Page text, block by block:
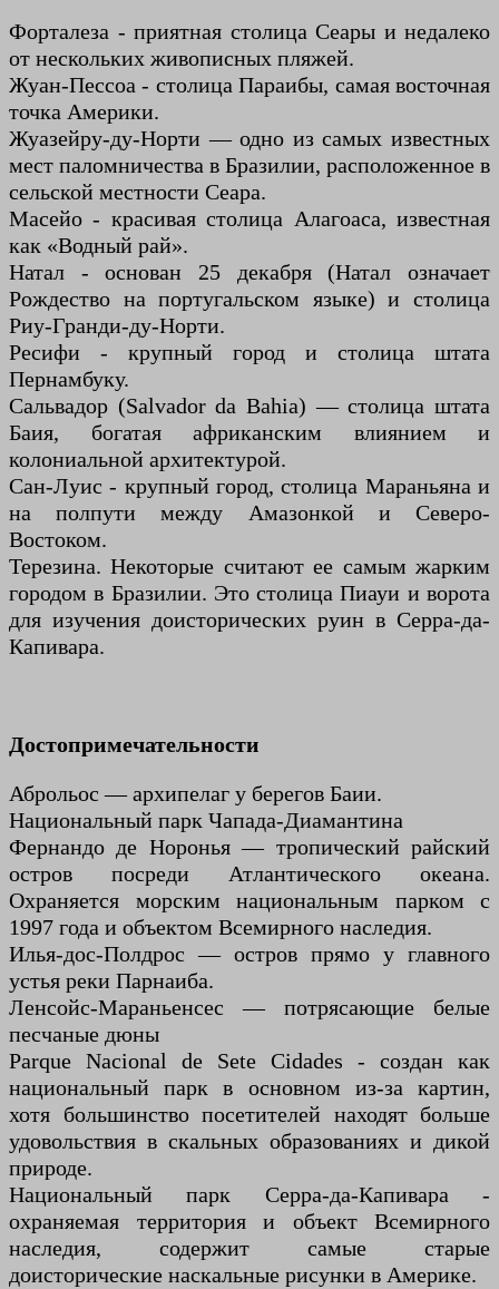
Форталеза - приятная столица Сеары и недалеко
от нескольких живописных пляжей.
Жуан-Пессоа - столица Параибы, самая восточная
точка Америки.
Жуазейру-ду-Норти — одно из самых известных
мест паломничества в Бразилии, расположенное в
сельской местности Сеара.
Масейо - красивая столица Алагоаса, известная
как «Водный рай».
Натал - основан 25 декабря (Натал означает
Рождество на португальском языке) и столица
Риу-Гранди-ду-Норти.
Ресифи - крупный город и столица штата
Пернамбуку.
Сальвадор (Salvador da Bahia) — столица штата
Баия, богатая африканским влиянием и
колониальной архитектурой.
Сан-Луис - крупный город, столица Мараньяна и
на полпути между Амазонкой и Северо-
Востоком.
Терезина. Некоторые считают ее самым жарким
городом в Бразилии. Это столица Пиауи и ворота
для изучения доисторических руин в Серра-да-
Капивара.
Достопримечательности
Аброльос — архипелаг у берегов Баии.
Национальный парк Чапада-Диамантина
Фернандо де Норонья — тропический райский
остров посреди Атлантического океана.
Охраняется морским национальным парком с
1997 года и объектом Всемирного наследия.
Илья-дос-Полдрос — остров прямо у главного
устья реки Парнаиба.
Ленсойс-Мараньенсес — потрясающие белые
песчаные дюны
Parque Nacional de Sete Cidades - создан как
национальный парк в основном из-за картин,
хотя большинство посетителей находят больше
удовольствия в скальных образованиях и дикой
природе.
Национальный парк Серра-да-Капивара -
охраняемая территория и объект Всемирного
наследия, содержит самые старые
доисторические наскальные рисунки в Америке.